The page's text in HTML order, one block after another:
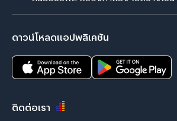
ดาวน์โหลดแอปพลิเคชัน
ติดต่อเรา